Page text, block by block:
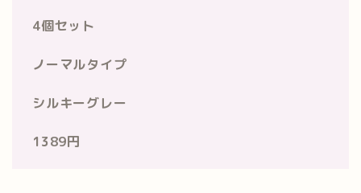
4個セット
ノーマルタイプ
シルキーグレー
1389円